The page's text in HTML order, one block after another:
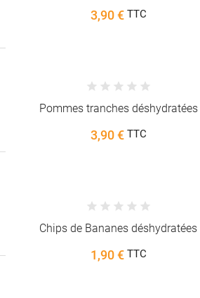
3,90 €TTC
Pommes tranches déshydratées
3,90 €TTC
Chips de Bananes déshydratées
1,90 €TTC